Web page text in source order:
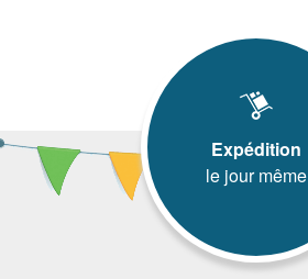
Expédition
le jour même